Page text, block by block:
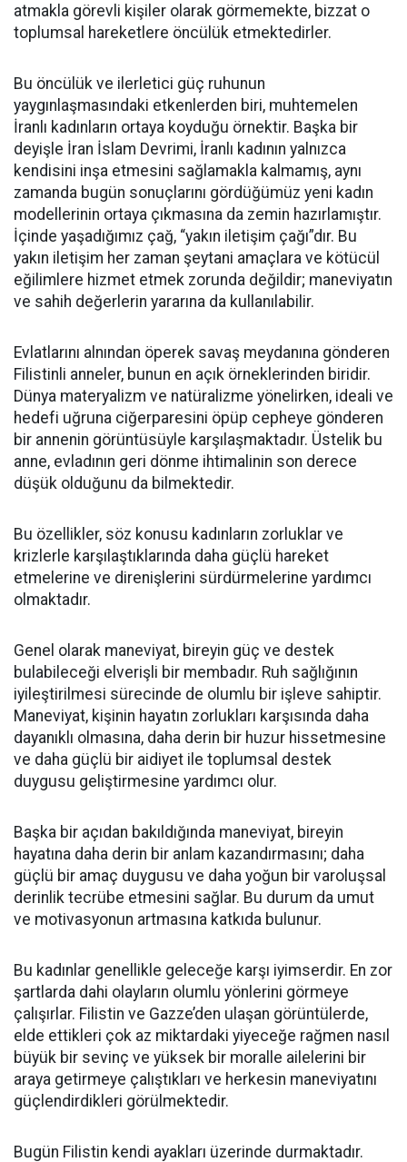
atmakla görevli kişiler olarak görmemekte, bizzat o
toplumsal hareketlere öncülük etmektedirler.
Bu öncülük ve ilerletici güç ruhunun
yaygınlaşmasındaki etkenlerden biri, muhtemelen
İranlı kadınların ortaya koyduğu örnektir. Başka bir
deyişle İran İslam Devrimi, İranlı kadının yalnızca
kendisini inşa etmesini sağlamakla kalmamış, aynı
zamanda bugün sonuçlarını gördüğümüz yeni kadın
modellerinin ortaya çıkmasına da zemin hazırlamıştır.
İçinde yaşadığımız çağ, “yakın iletişim çağı”dır. Bu
yakın iletişim her zaman şeytani amaçlara ve kötücül
eğilimlere hizmet etmek zorunda değildir; maneviyatın
ve sahih değerlerin yararına da kullanılabilir.
Evlatlarını alnından öperek savaş meydanına gönderen
Filistinli anneler, bunun en açık örneklerinden biridir.
Dünya materyalizm ve natüralizme yönelirken, ideali ve
hedefi uğruna ciğerparesini öpüp cepheye gönderen
bir annenin görüntüsüyle karşılaşmaktadır. Üstelik bu
anne, evladının geri dönme ihtimalinin son derece
düşük olduğunu da bilmektedir.
Bu özellikler, söz konusu kadınların zorluklar ve
krizlerle karşılaştıklarında daha güçlü hareket
etmelerine ve direnişlerini sürdürmelerine yardımcı
olmaktadır.
Genel olarak maneviyat, bireyin güç ve destek
bulabileceği elverişli bir membadır. Ruh sağlığının
iyileştirilmesi sürecinde de olumlu bir işleve sahiptir.
Maneviyat, kişinin hayatın zorlukları karşısında daha
dayanıklı olmasına, daha derin bir huzur hissetmesine
ve daha güçlü bir aidiyet ile toplumsal destek
duygusu geliştirmesine yardımcı olur.
Başka bir açıdan bakıldığında maneviyat, bireyin
hayatına daha derin bir anlam kazandırmasını; daha
güçlü bir amaç duygusu ve daha yoğun bir varoluşsal
derinlik tecrübe etmesini sağlar. Bu durum da umut
ve motivasyonun artmasına katkıda bulunur.
Bu kadınlar genellikle geleceğe karşı iyimserdir. En zor
şartlarda dahi olayların olumlu yönlerini görmeye
çalışırlar. Filistin ve Gazze’den ulaşan görüntülerde,
elde ettikleri çok az miktardaki yiyeceğe rağmen nasıl
büyük bir sevinç ve yüksek bir moralle ailelerini bir
araya getirmeye çalıştıkları ve herkesin maneviyatını
güçlendirdikleri görülmektedir.
Bugün Filistin kendi ayakları üzerinde durmaktadır.